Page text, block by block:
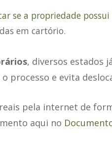
se a propriedade
em cartório.
, diversos estados
processo e evita
pela internet de
aqui no